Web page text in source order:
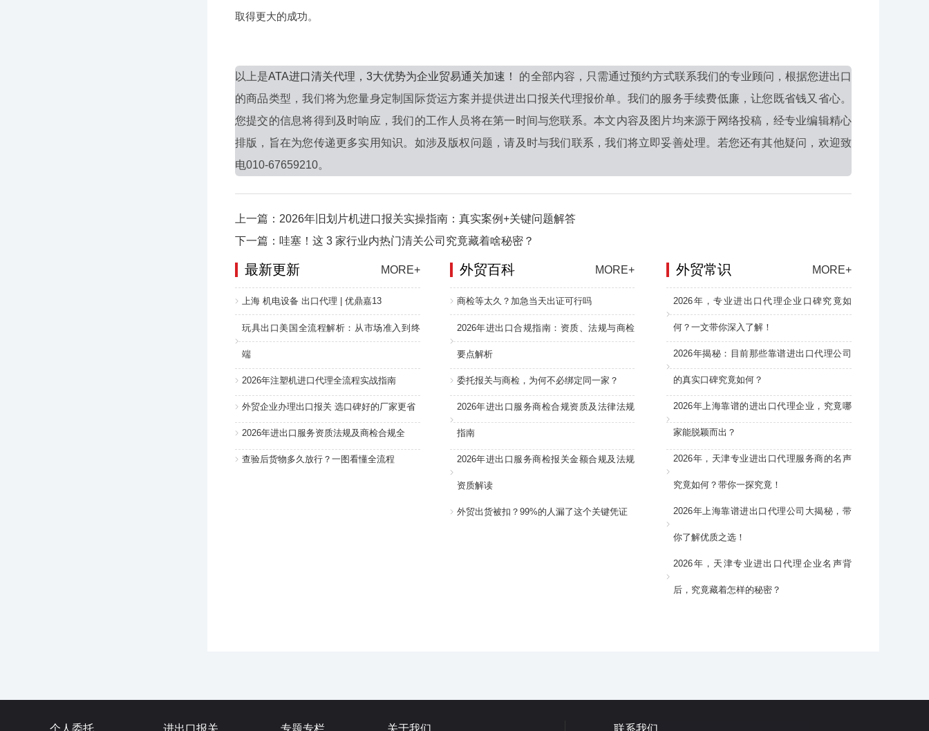
取得更大的成功。
以上是ATA进口清关代理，3大优势为企业贸易通关加速！ 的全部内容，只需通过预约方式联系我们的专业顾问，根据您进出口
的商品类型，我们将为您量身定制国际货运方案并提供进出口报关代理报价单。我们的服务手续费低廉，让您既省钱又省心。
您提交的信息将得到及时响应，我们的工作人员将在第一时间与您联系。本文内容及图片均来源于网络投稿，经专业编辑精心
排版，旨在为您传递更多实用知识。如涉及版权问题，请及时与我们联系，我们将立即妥善处理。若您还有其他疑问，欢迎致
电010-67659210。
上一篇：2026年旧划片机进口报关实操指南：真实案例+关键问题解答
下一篇：哇塞！这 3 家行业内热门清关公司究竟藏着啥秘密？
最新更新 MORE+
上海 机电设备 出口代理 | 优鼎嘉13
玩具出口美国全流程解析：从市场准入到终
端
2026年注塑机进口代理全流程实战指南
外贸企业办理出口报关 选口碑好的厂家更省
2026年进出口服务资质法规及商检合规全
查验后货物多久放行？一图看懂全流程
外贸常识 MORE+
2026年，专业进出口代理企业口碑究竟如
何？一文带你深入了解！
2026年揭秘：目前那些靠谱进出口代理公司
的真实口碑究竟如何？
2026年上海靠谱的进出口代理企业，究竟哪
家能脱颖而出？
2026年，天津专业进出口代理服务商的名声
究竟如何？带你一探究竟！
2026年上海靠谱进出口代理公司大揭秘，带
你了解优质之选！
2026年，天津专业进出口代理企业名声背
后，究竟藏着怎样的秘密？
外贸百科 MORE+
商检等太久？加急当天出证可行吗
2026年进出口合规指南：资质、法规与商检
要点解析
委托报关与商检，为何不必绑定同一家？
2026年进出口服务商检合规资质及法律法规
指南
2026年进出口服务商检报关金额合规及法规
资质解读
外贸出货被扣？99%的人漏了这个关键凭证
个人委托 进出口报关 专题专栏 关于我们 联系我们